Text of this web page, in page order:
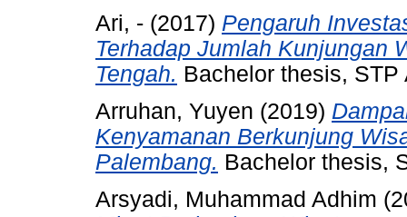
Ari, - (2017) Pengaruh
Terhadap Jumlah Kunjungan
Tengah. Bachelor thesis, STP
Arruhan, Yuyen (2019)
Kenyamanan Berkunjung
Palembang. Bachelor thesis,
Arsyadi, Muhammad Adhim